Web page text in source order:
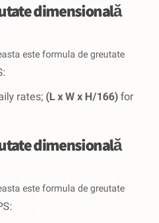
dimensională
este formula de greutate
rates; (L x W x H/166)for
dimensională
este formula de greutate